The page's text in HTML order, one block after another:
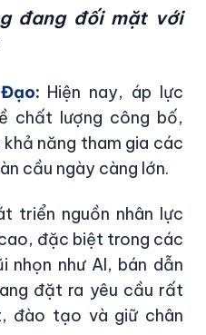
đang đối mặt với
Hiện nay, áp lực
chất lượng công bố,
năng tham gia các
cầu ngày càng lớn.
triển nguồn nhân lực
đặc biệt trong các
nhọn như AI, bán dẫn
đặt ra yêu cầu rất
đào tạo và giữ chân